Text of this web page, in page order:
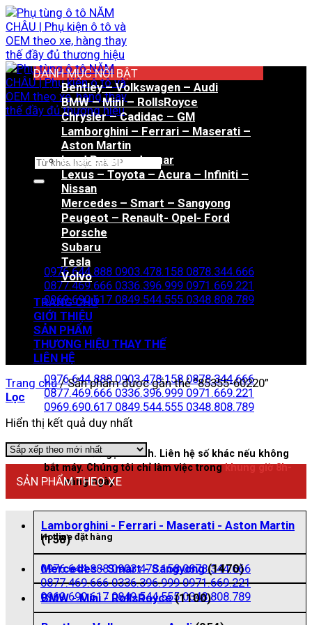
Bỏ
qua
nội
dung
Tìm
Hotline đặt hàng
0976.644.888 0903.478.158 0878.344.666
0877.469.666 0336.396.999 0971.669.221
0969.690.617 0849.544.555 0348.808.789
Zalo đặt hàng
0976.644.888 0903.478.158 0878.344.666
0877.469.666 0336.396.999 0971.669.221
0969.690.617 0849.544.555 0348.808.789
Nhấn vào để gọi nhanh. Liên hệ số khác nếu không
bắt máy. Chúng tôi chỉ làm việc trongkhung giờ 8h-
21hhằng ngày
Hotline đặt hàng
0976.644.888 0903.478.158 0878.344.666
0877.469.666 0336.396.999 0971.669.221
0969.690.617 0849.544.555 0348.808.789
DANH MỤC NỔI BẬT
Bentley – Volkswagen – Audi
BMW – Mini – RollsRoyce
Chrysler – Cadidac – GM
Lamborghini – Ferrari – Maserati –
Aston Martin
Land Rover – Jaguar
Lexus – Toyota – Acura – Infiniti –
Nissan
Mercedes – Smart – Sangyong
Peugeot – Renault- Opel- Ford
Porsche
Subaru
Tesla
Volvo
TRANG CHỦ
GIỚI THIỆU
SẢN PHẨM
THƯƠNG HIỆU THAY THẾ
LIÊN HỆ
Trang chủ /Sản phẩm được gắn thẻ “85355-60220”
Lọc
Hiển thị kết quả duy nhất
SẢN PHẨM THEO XE
Lamborghini - Ferrari - Maserati - Aston Martin
(158)
Mercedes - Smart - Sangyong (1470)
BMW - Mini - RollsRoyce (1100)